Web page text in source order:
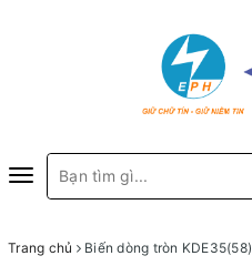
Toggle
navigation
Trang chủ Biến dòng tròn KDE35(58)